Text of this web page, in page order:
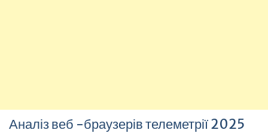
Аналіз веб -браузерів телеметрії 2025